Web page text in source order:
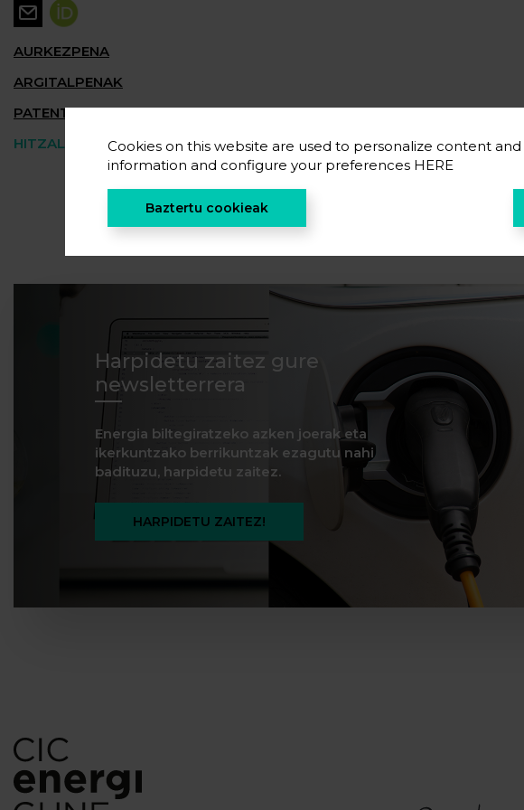
AURKEZPENA
ARGITALPENAK
PATENTEAK
HITZALDIAK
Harpidetu zaitez gure
newsletterrera
Energia biltegiratzeko azken joerak eta
ikerkuntzako berrikuntzak ezagutu nahi
badituzu, harpidetu zaitez.
HARPIDETU ZAITEZ!
Cookies on this website are used to personalize content
information and configure your preferences HERE
Baztertu cookieak